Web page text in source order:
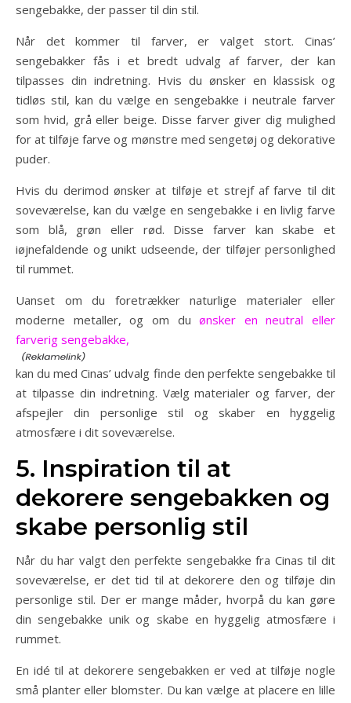
sengebakke, der passer til din stil.
Når det kommer til farver, er valget stort. Cinas’
sengebakker fås i et bredt udvalg af farver, der kan
tilpasses din indretning. Hvis du ønsker en klassisk og
tidløs stil, kan du vælge en sengebakke i neutrale farver
som hvid, grå eller beige. Disse farver giver dig mulighed
for at tilføje farve og mønstre med sengetøj og dekorative
puder.
Hvis du derimod ønsker at tilføje et strejf af farve til dit
soveværelse, kan du vælge en sengebakke i en livlig farve
som blå, grøn eller rød. Disse farver kan skabe et
iøjnefaldende og unikt udseende, der tilføjer personlighed
til rummet.
Uanset om du foretrækker naturlige materialer eller
moderne metaller, og om duønsker en neutral eller
farverig sengebakke,
kan du med Cinas’ udvalg finde den perfekte sengebakke til
at tilpasse din indretning. Vælg materialer og farver, der
afspejler din personlige stil og skaber en hyggelig
atmosfære i dit soveværelse.
5. Inspiration til at
dekorere sengebakken og
skabe personlig stil
Når du har valgt den perfekte sengebakke fra Cinas til dit
soveværelse, er det tid til at dekorere den og tilføje din
personlige stil. Der er mange måder, hvorpå du kan gøre
din sengebakke unik og skabe en hyggelig atmosfære i
rummet.
En idé til at dekorere sengebakken er ved at tilføje nogle
små planter eller blomster. Du kan vælge at placere en lille